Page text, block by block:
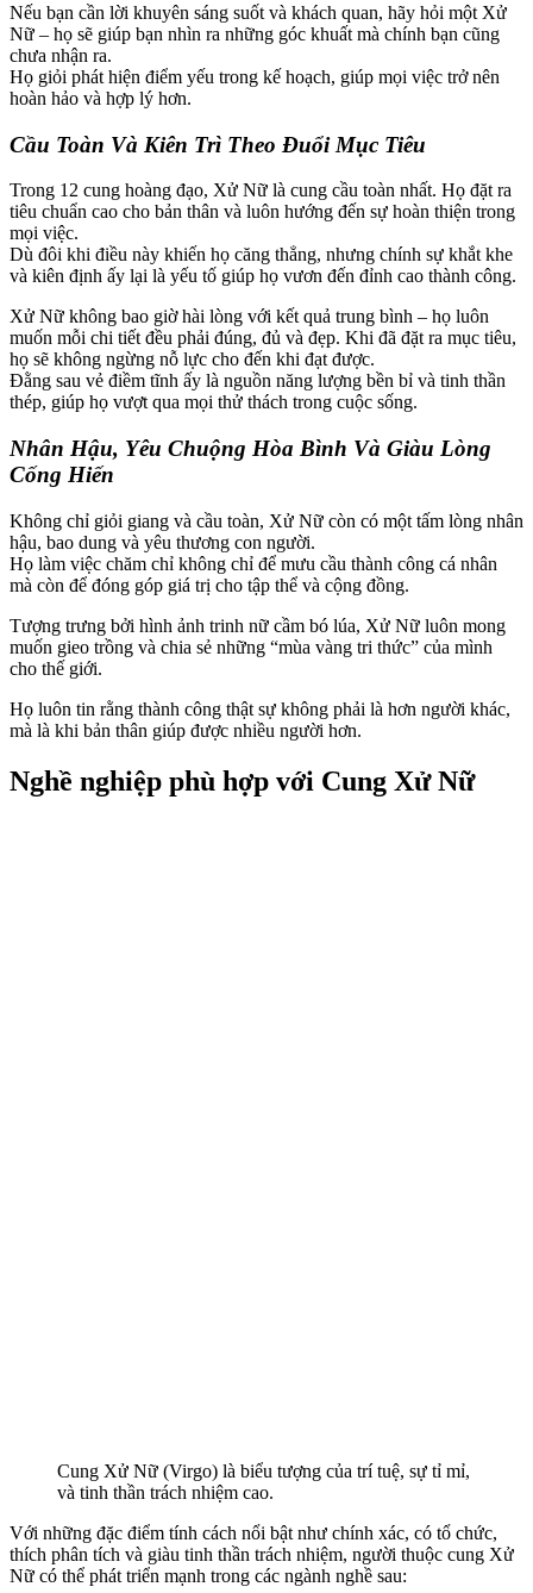
Nếu bạn cần lời khuyên sáng suốt và khách quan, hãy hỏi một Xử
Nữ – họ sẽ giúp bạn nhìn ra những góc khuất mà chính bạn cũng
chưa nhận ra.
Họ giỏi phát hiện điểm yếu trong kế hoạch, giúp mọi việc trở nên
hoàn hảo và hợp lý hơn.
Cầu Toàn Và Kiên Trì Theo Đuổi Mục Tiêu
Trong 12 cung hoàng đạo, Xử Nữ là cung cầu toàn nhất. Họ đặt ra
tiêu chuẩn cao cho bản thân và luôn hướng đến sự hoàn thiện trong
mọi việc.
Dù đôi khi điều này khiến họ căng thẳng, nhưng chính sự khắt khe
và kiên định ấy lại là yếu tố giúp họ vươn đến đỉnh cao thành công.
Xử Nữ không bao giờ hài lòng với kết quả trung bình – họ luôn
muốn mỗi chi tiết đều phải đúng, đủ và đẹp. Khi đã đặt ra mục tiêu,
họ sẽ không ngừng nỗ lực cho đến khi đạt được.
Đằng sau vẻ điềm tĩnh ấy là nguồn năng lượng bền bỉ và tinh thần
thép, giúp họ vượt qua mọi thử thách trong cuộc sống.
Nhân Hậu, Yêu Chuộng Hòa Bình Và Giàu Lòng
Cống Hiến
Không chỉ giỏi giang và cầu toàn, Xử Nữ còn có một tấm lòng nhân
hậu, bao dung và yêu thương con người.
Họ làm việc chăm chỉ không chỉ để mưu cầu thành công cá nhân
mà còn để đóng góp giá trị cho tập thể và cộng đồng.
Tượng trưng bởi hình ảnh trinh nữ cầm bó lúa, Xử Nữ luôn mong
muốn gieo trồng và chia sẻ những “mùa vàng tri thức” của mình
cho thế giới.
Họ luôn tin rằng thành công thật sự không phải là hơn người khác,
mà là khi bản thân giúp được nhiều người hơn.
Nghề nghiệp phù hợp với Cung Xử Nữ
Cung Xử Nữ (Virgo) là biểu tượng của trí tuệ, sự tỉ mỉ,
và tinh thần trách nhiệm cao.
Với những đặc điểm tính cách nổi bật như chính xác, có tổ chức,
thích phân tích và giàu tinh thần trách nhiệm, người thuộc cung Xử
Nữ có thể phát triển mạnh trong các ngành nghề sau: